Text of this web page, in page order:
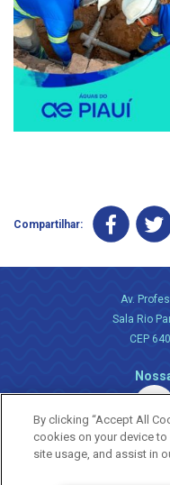
Compartilhar:
Av.
Sala Rio
CEP
By clicking “Accept All
cookies on your device
site usage, and assist in